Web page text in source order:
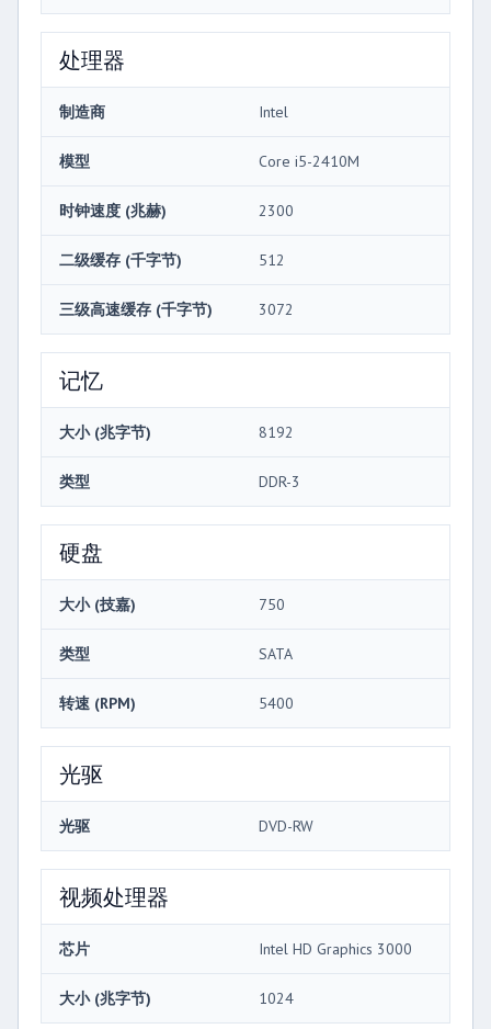
处理器
制造商 Intel
模型 Core i5-2410M
时钟速度 (兆赫) 2300
二级缓存 (千字节) 512
三级高速缓存 (千字节) 3072
记忆
大小 (兆字节) 8192
类型 DDR-3
硬盘
大小 (技嘉) 750
类型 SATA
转速 (RPM) 5400
光驱
光驱 DVD-RW
视频处理器
芯片 Intel HD Graphics 3000
大小 (兆字节) 1024